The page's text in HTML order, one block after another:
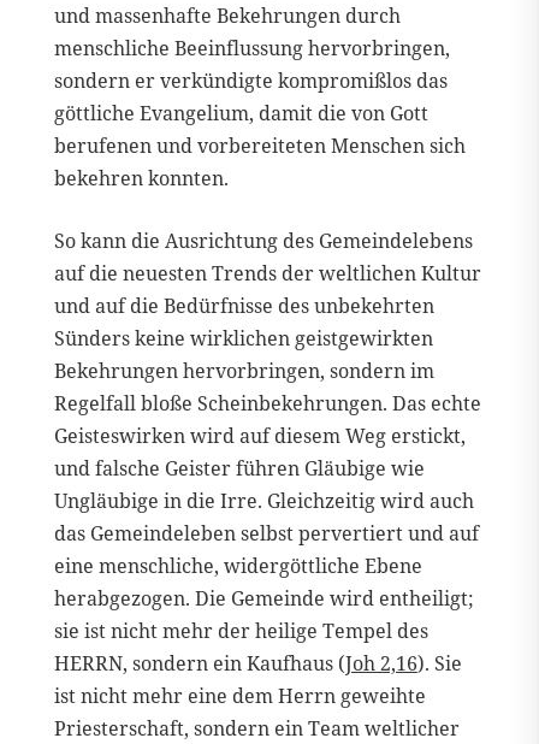
und massenhafte Bekehrungen durch
menschliche Beeinflussung hervorbringen,
sondern er verkündigte kompromißlos das
göttliche Evangelium, damit die von Gott
berufenen und vorbereiteten Menschen sich
bekehren konnten.
So kann die Ausrichtung des Gemeindelebens
auf die neuesten Trends der weltlichen Kultur
und auf die Bedürfnisse des unbekehrten
Sünders keine wirklichen geistgewirkten
Bekehrungen hervorbringen, sondern im
Regelfall bloße Scheinbekehrungen. Das echte
Geisteswirken wird auf diesem Weg erstickt,
und falsche Geister führen Gläubige wie
Ungläubige in die Irre. Gleichzeitig wird auch
das Gemeindeleben selbst pervertiert und auf
eine menschliche, widergöttliche Ebene
herabgezogen. Die Gemeinde wird entheiligt;
sie ist nicht mehr der heilige Tempel des
HERRN, sondern ein Kaufhaus (Joh 2,16). Sie
ist nicht mehr eine dem Herrn geweihte
Priesterschaft, sondern ein Team weltlicher